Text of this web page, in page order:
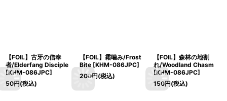
【FOIL】古牙の信奉
者/Elderfang Disciple
[KHM-086JPC]
50円(税込)
【FOIL】霜噛み/Frost
Bite [KHM-086JPC]
200円(税込)
【FOIL】森林の地割
れ/Woodland Chasm
[KHM-086JPC]
150円(税込)